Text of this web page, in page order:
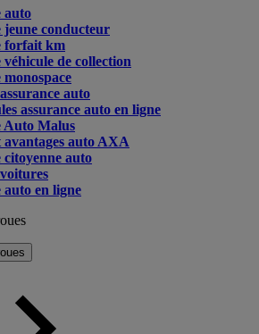
auto
jeune conducteur
forfait km
véhicule de collection
monospace
auto
assurance auto en ligne
Auto Malus
avantages auto AXA
citoyenne auto
auto en ligne